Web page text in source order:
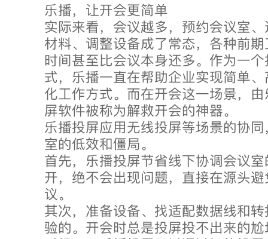
乐播，让开会更简单
实际来看，会议越多，预约会议室
材料、调整设备成了常态，各种前
时间甚至比会议本身还多。作为一
式，乐播一直在帮助企业实现简单
化工作方式。而在开会这一场景，
屏软件被称为解救开会的神器。
乐播投屏应用无线投屏等场景的协
室的低效和僵局。
首先，乐播投屏节省线下协调会议
开，绝不会出现问题，直接在源头
议。
其次，准备设备、找适配数据线和
验的。开会时总是投屏投不出来的